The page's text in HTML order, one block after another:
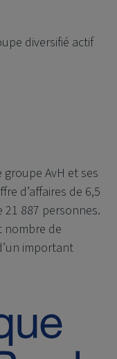
diversifié actif
AvH et ses
d’affaires de 6,5
21 887 personnes.
nombre de
important